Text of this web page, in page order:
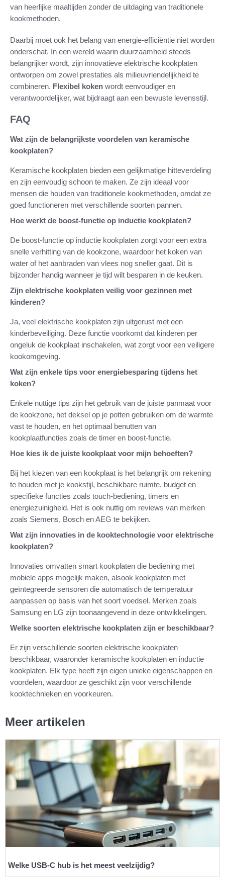
van heerlijke maaltijden zonder de uitdaging van traditionele
kookmethoden.
Daarbij moet ook het belang van energie-efficiëntie niet worden
onderschat. In een wereld waarin duurzaamheid steeds
belangrijker wordt, zijn innovatieve elektrische kookplaten
ontworpen om zowel prestaties als milieuvriendelijkheid te
combineren. Flexibel koken wordt eenvoudiger en
verantwoordelijker, wat bijdraagt aan een bewuste levensstijl.
FAQ
Wat zijn de belangrijkste voordelen van keramische
kookplaten?
Keramische kookplaten bieden een gelijkmatige hitteverdeling
en zijn eenvoudig schoon te maken. Ze zijn ideaal voor
mensen die houden van traditionele kookmethoden, omdat ze
goed functioneren met verschillende soorten pannen.
Hoe werkt de boost-functie op inductie kookplaten?
De boost-functie op inductie kookplaten zorgt voor een extra
snelle verhitting van de kookzone, waardoor het koken van
water of het aanbraden van vlees nog sneller gaat. Dit is
bijzonder handig wanneer je tijd wilt besparen in de keuken.
Zijn elektrische kookplaten veilig voor gezinnen met
kinderen?
Ja, veel elektrische kookplaten zijn uitgerust met een
kinderbeveiliging. Deze functie voorkomt dat kinderen per
ongeluk de kookplaat inschakelen, wat zorgt voor een veiligere
kookomgeving.
Wat zijn enkele tips voor energiebesparing tijdens het
koken?
Enkele nuttige tips zijn het gebruik van de juiste panmaat voor
de kookzone, het deksel op je potten gebruiken om de warmte
vast te houden, en het optimaal benutten van
kookplaatfuncties zoals de timer en boost-functie.
Hoe kies ik de juiste kookplaat voor mijn behoeften?
Bij het kiezen van een kookplaat is het belangrijk om rekening
te houden met je kookstijl, beschikbare ruimte, budget en
specifieke functies zoals touch-bediening, timers en
energiezuinigheid. Het is ook nuttig om reviews van merken
zoals Siemens, Bosch en AEG te bekijken.
Wat zijn innovaties in de kooktechnologie voor elektrische
kookplaten?
Innovaties omvatten smart kookplaten die bediening met
mobiele apps mogelijk maken, alsook kookplaten met
geïntegreerde sensoren die automatisch de temperatuur
aanpassen op basis van het soort voedsel. Merken zoals
Samsung en LG zijn toonaangevend in deze ontwikkelingen.
Welke soorten elektrische kookplaten zijn er beschikbaar?
Er zijn verschillende soorten elektrische kookplaten
beschikbaar, waaronder keramische kookplaten en inductie
kookplaten. Elk type heeft zijn eigen unieke eigenschappen en
voordelen, waardoor ze geschikt zijn voor verschillende
kooktechnieken en voorkeuren.
Meer artikelen
Welke USB-C hub is het meest veelzijdig?